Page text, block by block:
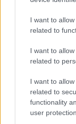
I want to
related to
I want to
related to
I want to
related to
functionality
user protection.
Ez a 3
értékét is